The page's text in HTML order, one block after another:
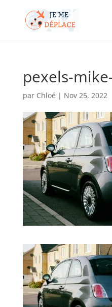
pexels-
par Chloé | Nov 25, 2022